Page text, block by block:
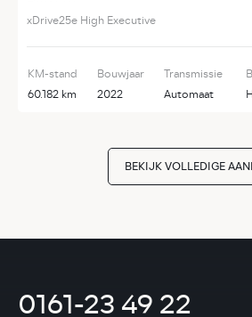
xDrive25e High Executive
KM-stand
60.182 km
Bouwjaar
2022
Transmissie
Automaat
BEKIJK VOLLEDIGE
0161-23 49 22